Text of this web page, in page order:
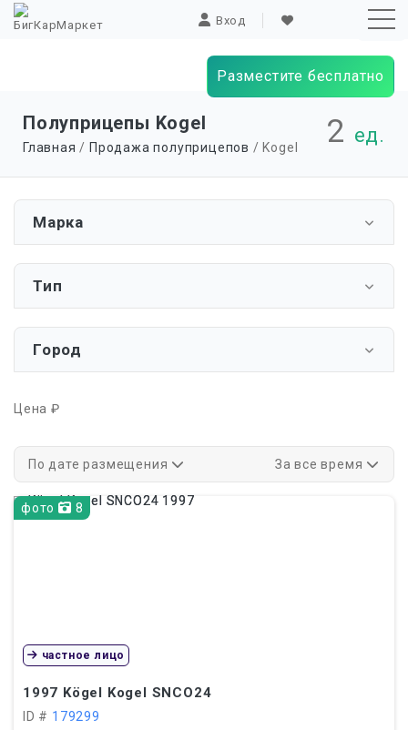
Вход
Разместите бесплатно
Полуприцепы Kogel
Главная / Продажа полуприцепов / Kogel 2 ед.
Марка
Тип
Город
Цена ₽
По дате размещения За все время
фото 8
1997 Kögel Kogel SNCO24
ID # 179299
частное лицо